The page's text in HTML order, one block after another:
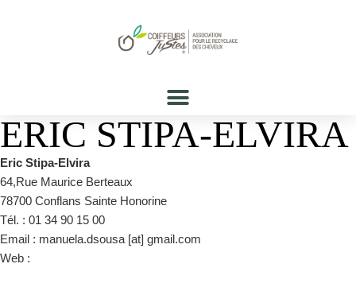
ERIC STIPA-ELVIRA
Eric Stipa-Elvira
64,Rue Maurice Berteaux
78700 Conflans Sainte Honorine
Tél. : 01 34 90 15 00
Email : manuela.dsousa [at] gmail.com
Web :